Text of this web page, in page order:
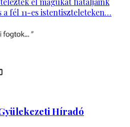
a fél 11-es istentiszteleteken…
Híradó